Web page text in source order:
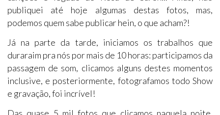
publiquei até hoje algumas destas fotos, mas,
podemos quem sabe publicar hein, o que acham?!
Já na parte da tarde, iniciamos os trabalhos que
duraraim pra nós por mais de 10 horas: participamos da
passagem de som, clicamos alguns destes momentos
inclusive, e posteriormente, fotografamos todo Show
e gravação, foi incrível!